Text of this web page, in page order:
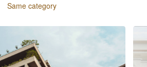
Same category